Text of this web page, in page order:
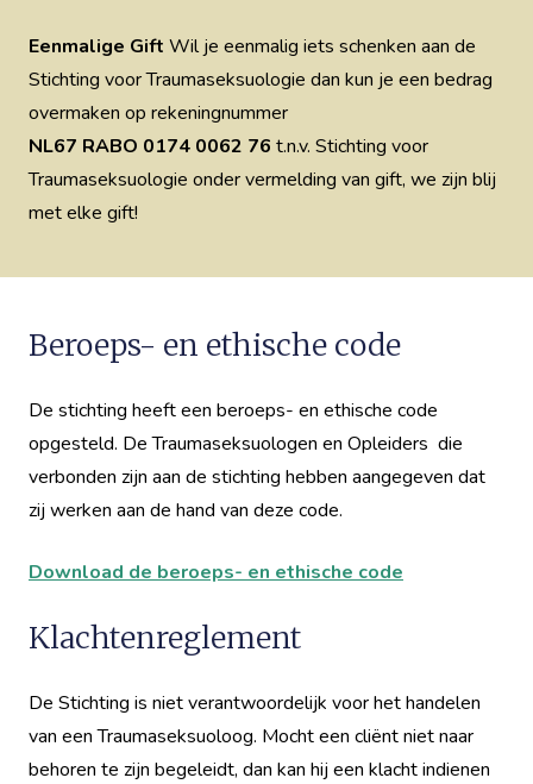
Eenmalige Gift Wil je eenmalig iets schenken aan de
Stichting voor Traumaseksuologie dan kun je een bedrag
overmaken op rekeningnummer
NL67 RABO 0174 0062 76 t.n.v. Stichting voor
Traumaseksuologie onder vermelding van gift, we zijn blij
met elke gift!
Beroeps- en ethische code
De stichting heeft een beroeps- en ethische code
opgesteld. De Traumaseksuologen en Opleiders die
verbonden zijn aan de stichting hebben aangegeven dat
zij werken aan de hand van deze code.
Download de beroeps- en ethische code
Klachtenreglement
De Stichting is niet verantwoordelijk voor het handelen
van een Traumaseksuoloog. Mocht een cliënt niet naar
behoren te zijn begeleidt, dan kan hij een klacht indienen